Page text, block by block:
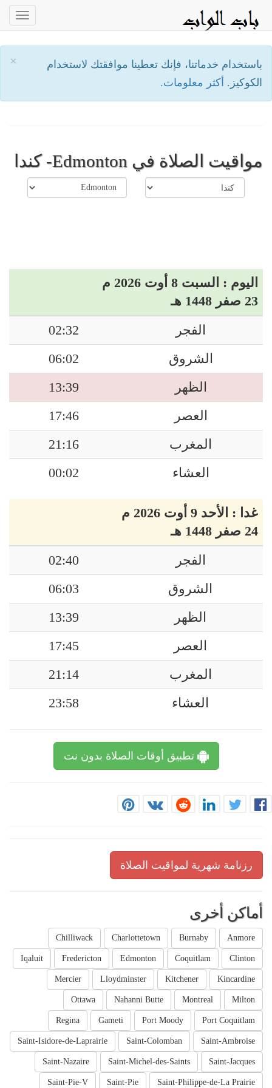
×
باستخدام خدماتنا، فإنك تعطينا موافقتك لاستخدام
الكوكيز. أكثر معلومات.
مواقيت الصلاة في Edmonton- كندا
اليوم : السبت 8 أوت 2026 م
23 صفر 1448 هـ
الفجر
02:32
الشروق
06:02
الظهر
13:39
العصر
17:46
المغرب
21:16
العشاء
00:02
غدا : الأحد 9 أوت 2026 م
24 صفر 1448 هـ
الفجر
02:40
الشروق
06:03
الظهر
13:39
العصر
17:45
المغرب
21:14
العشاء
23:58
تطبيق أوقات الصلاة بدون نت
رزنامة شهرية لمواقيت الصلاة
أماكن أخرى
Anmore
Burnaby
Charlottetown
Chilliwack
Clinton
Coquitlam
Edmonton
Fredericton
Iqaluit
Kincardine
Kitchener
Lloydminster
Mercier
Milton
Montreal
Nahanni Butte
Ottawa
Port Coquitlam
Port Moody
Gameti
Regina
Saint-Ambroise
Saint-Colomban
Saint-Isidore-de-Laprairie
Saint-Jacques
Saint-Michel-des-Saints
Saint-Nazaire
Saint-Philippe-de-La Prairie
Saint-Pie
Saint-Pie-V